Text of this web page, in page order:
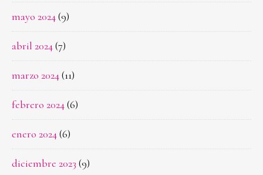
mayo 2024(9)
abril 2024(7)
marzo 2024(11)
febrero 2024(6)
enero 2024(6)
diciembre 2023 (9)